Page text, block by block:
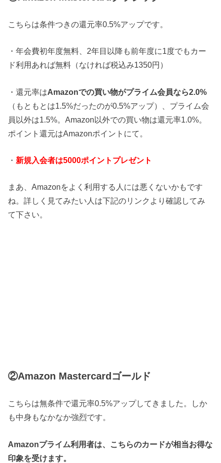
こちらは条件つきの還元率0.5%アップです。
・年会費初年度無料、2年目以降も前年度に1度でもカー
ド利用あれば無料（なければ税込み1350円）
・還元率はAmazonでの買い物がプライム会員なら2.0%
（もともとは1.5%だったのが0.5%アップ）、プライム会
員以外は1.5%。Amazon以外での買い物は還元率1.0%。
ポイント還元はAmazonポイントにて。
・ 新規入会者は5000ポイントプレゼント
まあ、Amazonをよく利用する人には悪くないかもです
ね。詳しく見てみたい人は下記のリンクより確認してみ
て下さい。
②Amazon Mastercardゴールド
こちらは無条件で還元率0.5%アップしてきました。しか
も中身もなかなか強烈です。
Amazonプライム利用者は、こちらのカードが相当お得な
印象を受けます。